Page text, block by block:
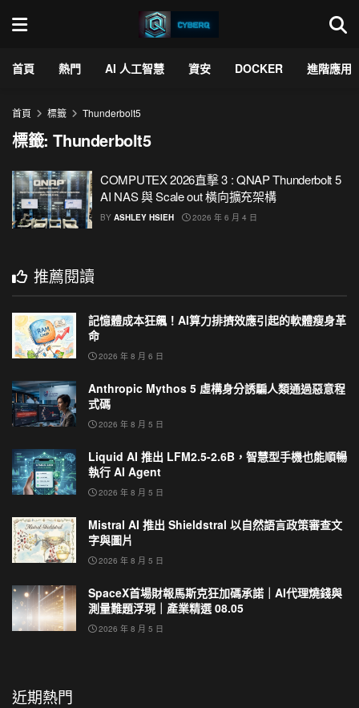
首頁 熱門 AI 人工智慧 資安 DOCKER 進階應用
首頁 標籤 Thunderbolt5
標籤:Thunderbolt5
COMPUTEX 2026直擊 3 : QNAP Thunderbolt 5
AI NAS 與 Scale out 橫向擴充架構
BY ASHLEY HSIEH 2026 年 6 月 4 日
推薦閱讀
記憶體成本狂飆！AI算力排擠效應引起的軟體瘦身革
命
2026 年 8 月 6 日
Anthropic Mythos 5 虛構身分誘騙人類通過惡意程
式碼
2026 年 8 月 5 日
Liquid AI 推出 LFM2.5-2.6B，智慧型手機也能順暢
執行 AI Agent
2026 年 8 月 5 日
Mistral AI 推出 Shieldstral 以自然語言政策審查文
字與圖片
2026 年 8 月 5 日
SpaceX首場財報馬斯克狂加碼承諾｜AI代理燒錢與
測量難題浮現｜產業精選 08.05
2026 年 8 月 5 日
近期熱門